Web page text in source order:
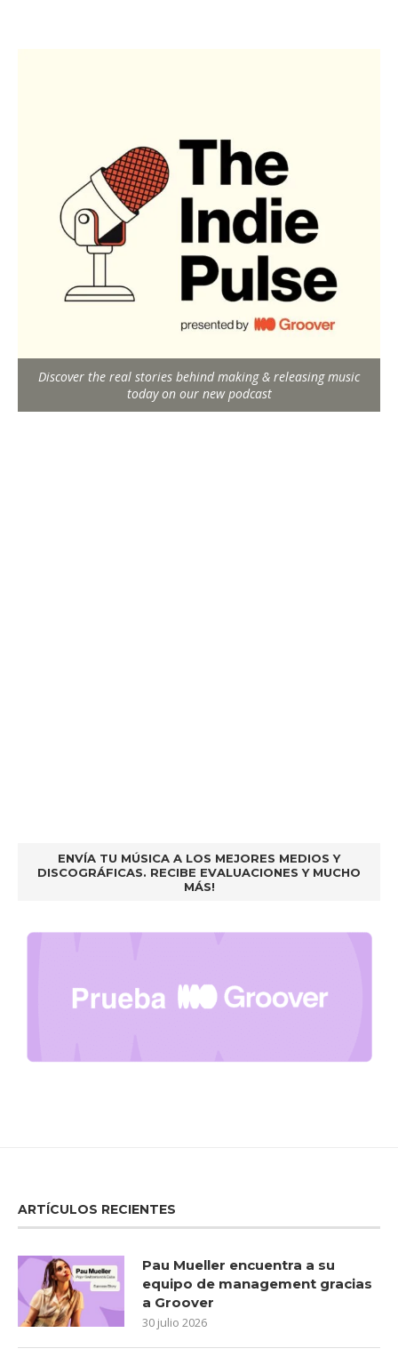
Discover the real stories behind making & releasing music
today on our new podcast
ENVÍA TU MÚSICA A LOS MEJORES MEDIOS Y
DISCOGRÁFICAS. RECIBE EVALUACIONES Y MUCHO
MÁS!
ARTÍCULOS RECIENTES
Pau Mueller encuentra a su
equipo de management gracias
a Groover
30 julio 2026